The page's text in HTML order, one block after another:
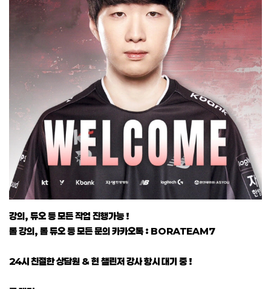
강의, 듀오 등 모든 작업 진행가능 !
롤 강의, 롤 듀오 등 모든 문의 카카오톡 : BORATEAM7
24시 친절한 상담원 & 현 챌린저 강사 항시 대기 중 !